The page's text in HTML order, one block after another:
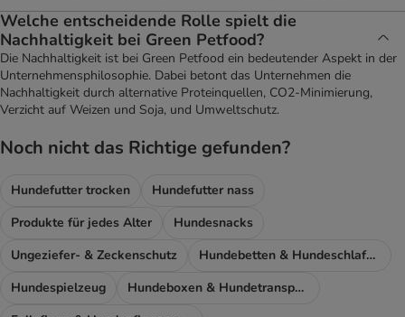
Welche entscheidende Rolle spielt die
Nachhaltigkeit bei Green Petfood?
Die Nachhaltigkeit ist bei Green Petfood ein bedeutender Aspekt in der
Unternehmensphilosophie. Dabei betont das Unternehmen die
Nachhaltigkeit durch alternative Proteinquellen, CO2-Minimierung,
Verzicht auf Weizen und Soja, und Umweltschutz.
Noch nicht das Richtige gefunden?
Hundefutter trocken
Hundefutter nass
Produkte für jedes Alter
Hundesnacks
Ungeziefer- & Zeckenschutz
Hundebetten & Hundeschlafplatz
Hundespielzeug
Hundeboxen & Hundetransport